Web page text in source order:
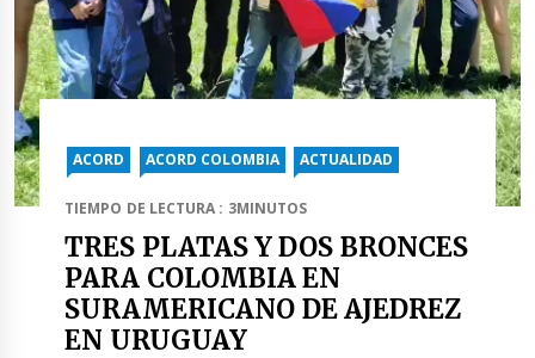
ACORD ACORD COLOMBIA ACTUALIDAD
TIEMPO DE LECTURA : 3MINUTOS
TRES PLATAS Y DOS BRONCES
PARA COLOMBIA EN
SURAMERICANO DE AJEDREZ
EN URUGUAY